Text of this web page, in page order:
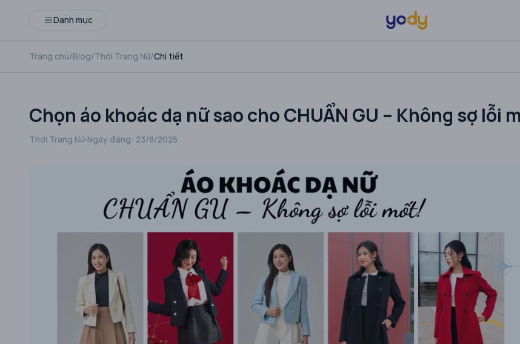
Danh mục
Trang chủ/Blog/Thời Trang Nữ/Chi tiết
Chọn áo khoác dạ nữ sao cho CHUẨN GU – Không sợ lỗi
Thời Trang Nữ Ngày đăng: 23/8/2025